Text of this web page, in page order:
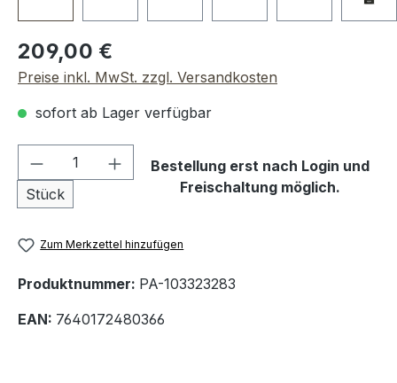
Regulärer Preis:
209,00 €
Preise inkl. MwSt. zzgl. Versandkosten
sofort ab Lager verfügbar
Produkt Anzahl: Gib den
Stück
Bestellung erst nach Login und
Freischaltung möglich.
Zum Merkzettel hinzufügen
Produktnummer: PA-103323283
EAN: 7640172480366